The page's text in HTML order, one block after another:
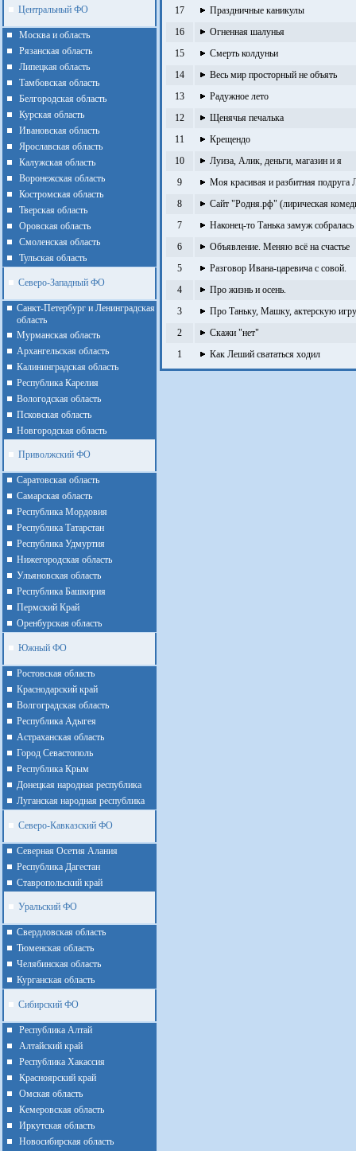
Центральный ФО
Москва и область
Рязанская область
Липецкая область
Тамбовская область
Белгородская область
Курская область
Ивановская область
Ярославская область
Калужская область
Воронежская область
Костромская область
Тверская область
Оровская область
Смоленская область
Тульская область
Северо-Западный ФО
Санкт-Петербург и Ленинградская
область
Мурманская область
Архангельская область
Калининградская область
Республика Карелия
Вологодская область
Псковская область
Новгородская область
Приволжский ФО
Cаратовская область
Cамарская область
Республика Мордовия
Республика Татарстан
Республика Удмуртия
Нижегородская область
Ульяновская область
Республика Башкирия
Пермский Край
Оренбурская область
Южный ФО
Ростовская область
Краснодарский край
Волгоградская область
Республика Адыгея
Астраханская область
Город Севастополь
Республика Крым
Донецкая народная республика
Луганская народная республика
Северо-Кавказский ФО
Северная Осетия Алания
Республика Дагестан
Ставропольский край
Уральский ФО
Cвердловская область
Тюменская область
Челябинская область
Курганская область
Сибирский ФО
Республика Алтай
Алтайcкий край
Республика Хакассия
Красноярский край
Омская область
Кемеровская область
Иркутская область
Новосибирская область
17
Праздничные каникулы
16
Огненная шалунья
15
Смерть колдуньи
14
Весь мир просторный не объять
13
Радужное лето
12
Щенячья печалька
11
Крещендо
10
Луиза, Алик, деньги, магазин и я
9
Моя красивая и разбитная подруга
8
Сайт "Родня.рф" (лирическая
7
Наконец-то Танька замуж собралась
6
Объявление. Меняю всё на счастье
5
Разговор Ивана-царевича с совой.
4
Про жизнь и осень.
3
Про Таньку, Машку, актерскую
2
Скажи "нет"
1
Как Леший свататься ходил